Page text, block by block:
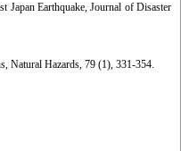
Japan Earthquake, Journal of Disaster
Natural Hazards, 79 (1), 331-354.